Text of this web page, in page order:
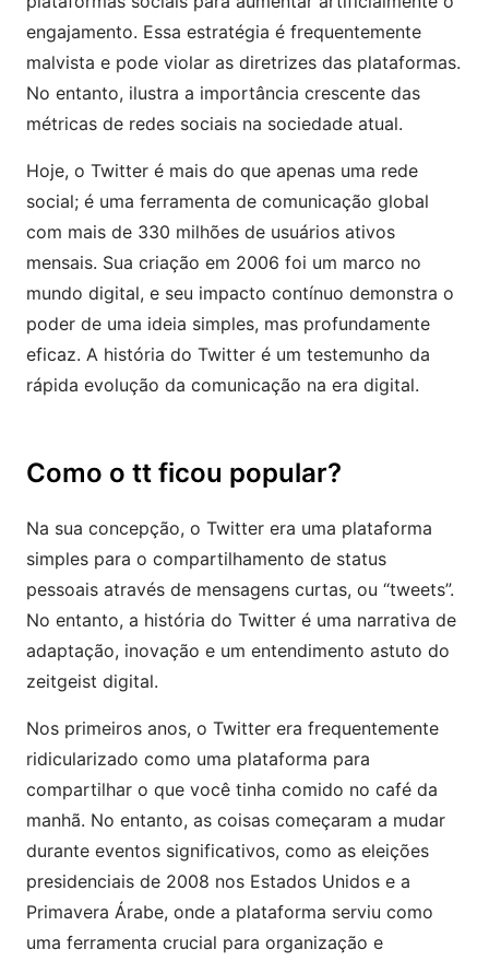
engajamento. Essa estratégia é frequentemente
malvista e pode violar as diretrizes das plataformas.
No entanto, ilustra a importância crescente das
métricas de redes sociais na sociedade atual.
Hoje, o Twitter é mais do que apenas uma rede
social; é uma ferramenta de comunicação global
com mais de 330 milhões de usuários ativos
mensais. Sua criação em 2006 foi um marco no
mundo digital, e seu impacto contínuo demonstra o
poder de uma ideia simples, mas profundamente
eficaz. A história do Twitter é um testemunho da
rápida evolução da comunicação na era digital.
Como o tt ficou popular?
Na sua concepção, o Twitter era uma plataforma
simples para o compartilhamento de status
pessoais através de mensagens curtas, ou “tweets”.
No entanto, a história do Twitter é uma narrativa de
adaptação, inovação e um entendimento astuto do
zeitgeist digital.
Nos primeiros anos, o Twitter era frequentemente
ridicularizado como uma plataforma para
compartilhar o que você tinha comido no café da
manhã. No entanto, as coisas começaram a mudar
durante eventos significativos, como as eleições
presidenciais de 2008 nos Estados Unidos e a
Primavera Árabe, onde a plataforma serviu como
uma ferramenta crucial para organização e